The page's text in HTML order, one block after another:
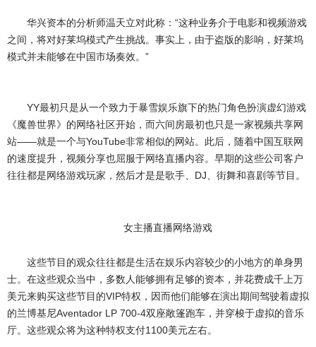
华兴资本的分析师温天立对此称：“这种业务介于电影和视频游戏
之间，将对好莱坞模式产生挑战。事实上，由于盗版的影响，好莱坞
模式并未能够在中国市场奏效。”
YY最初只是从一个致力于暴雪娱乐旗下的热门角色扮演虚幻游戏
《魔兽世界》的网络社区开始，而六间房最初也只是一家视频共享网
站——就是一个与YouTube非常相似的网站。此后，随着中国互联网
的速度提升，视频分享也屈服于网络直播内容。早期的这些公司客户
往往都是网络游戏玩家，然后才是是歌手、DJ、街舞和喜剧等节目。
女主播直播网络游戏
这些节目的观众往往都是生活在娱乐内容较少的小地方的单身男
士。在这些观众当中，多数人能够拥有足够的资本，并花费成千上万
美元来购买这些节目的VIP特权，因而他们能够在演出期间驾驶着虚拟
的兰博基尼Aventador LP 700-4双座敞篷跑车，并穿梭于虚拟的音乐
厅。这些观众将为这种特权支付1100美元左右。